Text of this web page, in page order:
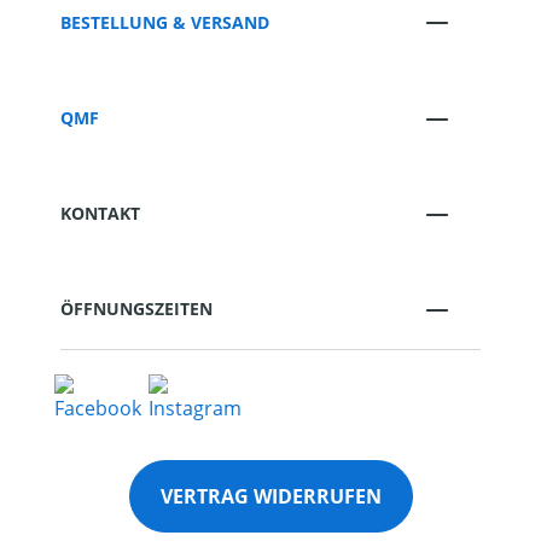
BESTELLUNG & VERSAND
QMF
KONTAKT
ÖFFNUNGSZEITEN
VERTRAG WIDERRUFEN